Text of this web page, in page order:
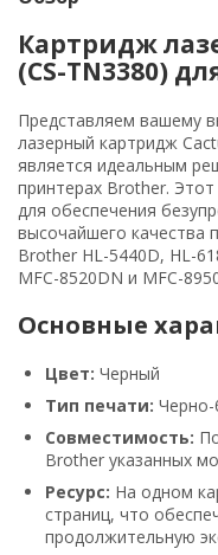
Картридж
(CS-TN3380)
Представляем вашему
лазерный картридж
является идеальным
принтерах Brother.
для обеспечения
высочайшего качества
Brother HL-5440D, HL-
MFC-8520DN и MFC-
Основные
Цвет: Черный
Тип печати: Черно-
Совместимость:
Brother указанных
Ресурс: На одном
страниц, что
продолжительную